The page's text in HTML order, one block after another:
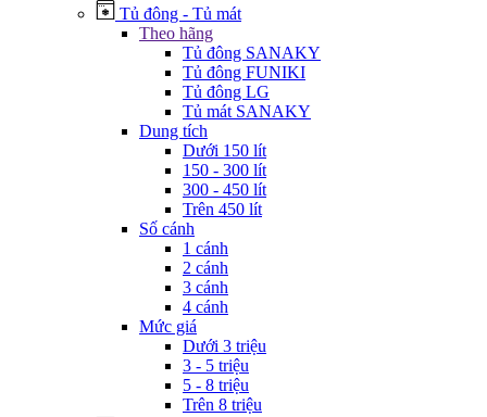
Tủ đông - Tủ mát
Theo hãng
Tủ đông SANAKY
Tủ đông FUNIKI
Tủ đông LG
Tủ mát SANAKY
Dung tích
Dưới 150 lít
150 - 300 lít
300 - 450 lít
Trên 450 lít
Số cánh
1 cánh
2 cánh
3 cánh
4 cánh
Mức giá
Dưới 3 triệu
3 - 5 triệu
5 - 8 triệu
Trên 8 triệu